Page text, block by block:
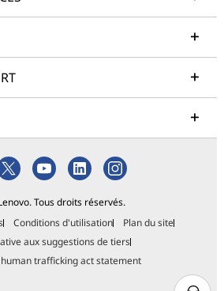
Tous droits réservés.
Conditions d'utilisation
Plan du site
aux suggestions de tiers
trafficking act statement